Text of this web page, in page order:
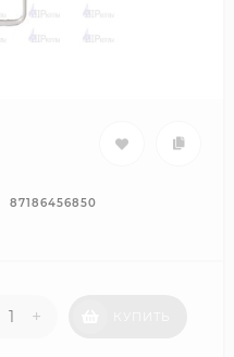
87186456850
+